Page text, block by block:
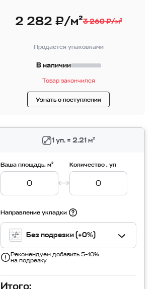
2 282 ₽/м²3 260 ₽/м²
Продается упаковками
В наличии
Товар закончился
Узнать о поступлении
1 уп. = 2.21 м²
Ваша площадь, м² Количество , уп
Направление укладки
Без подрезки (+0%)
Рекомендуем добавить 5–10%
на подрезку
Итого: